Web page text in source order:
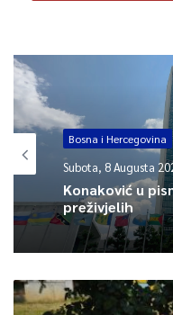
Bosna i Hercegovina
Subota, 8 Augusta
Konaković u
preživjelih